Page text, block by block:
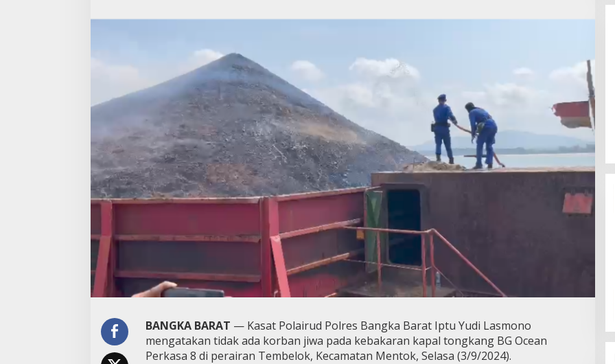
BANGKA BARAT — Kasat Polairud Polres Bangka Barat Iptu Yudi Lasmono
mengatakan tidak ada korban jiwa pada kebakaran kapal tongkang BG Ocean
Perkasa 8 di perairan Tembelok, Kecamatan Mentok, Selasa (3/9/2024).